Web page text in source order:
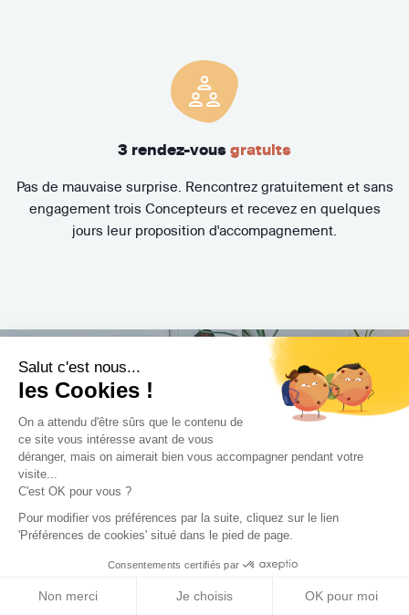
Salut c'est nous...
les Cookies !
On a attendu d'être sûrs que le contenu de
ce site vous intéresse avant de vous
déranger, mais on aimerait bien vous accompagner pendant votre
visite...
C'est OK pour vous ?
Pour modifier vos préférences par la suite, cliquez sur le lien
'Préférences de cookies' situé dans le pied de page.
Consentements certifiés par
Non merci Je choisis OK pour moi
3 rendez-vous gratuits
Pas de mauvaise surprise. Rencontrez gratuitement et sans
engagement trois Concepteurs et recevez en quelques
jours leur proposition d'accompagnement.
Trouvez le professionnel
le plus adapté à votre
Trouver mon Concepteur